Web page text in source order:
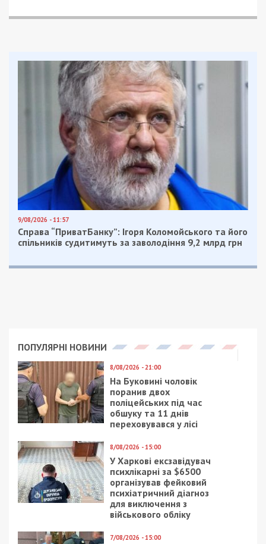
9/08/2026 - 11:57
Справа “ПриватБанку”: Ігоря Коломойського та його
спільників судитимуть за заволодіння 9,2 млрд грн
ПОПУЛЯРНІ НОВИНИ
8/08/2026 - 21:00
На Буковині чоловік
поранив двох
поліцейських під час
обшуку та 11 днів
переховувався у лісі
8/08/2026 - 15:00
У Харкові ексзавідувач
психлікарні за $6500
організував фейковий
психіатричний діагноз
для виключення з
військового обліку
7/08/2026 - 15:00